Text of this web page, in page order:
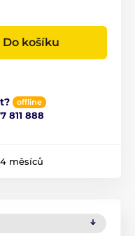
Do košíku
offline
811 888
měsíců